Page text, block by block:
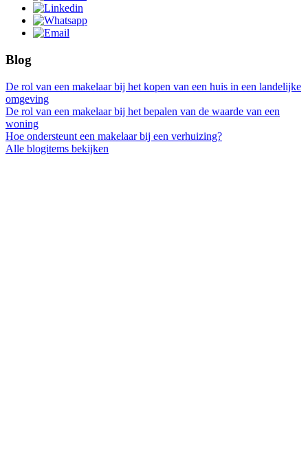
Blog
De rol van een makelaar bij het kopen van een huis in een landelijke
omgeving
De rol van een makelaar bij het bepalen van de waarde van een
woning
Hoe ondersteunt een makelaar bij een verhuizing?
Alle blogitems bekijken